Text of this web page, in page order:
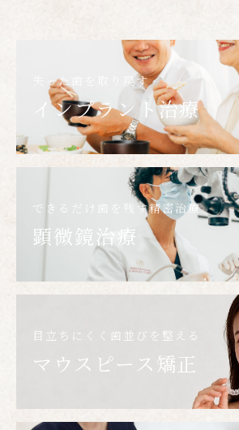
失った歯を取り戻す
インプラント治療
できるだけ歯を残す精密治療
顕微鏡治療
目立ちにくく歯並びを整える
マウスピース矯正